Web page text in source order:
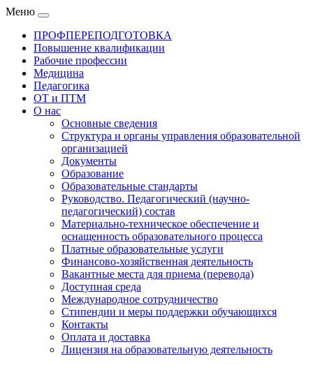
Меню
ПРОФПЕРЕПОДГОТОВКА
Повышение квалификации
Рабочие профессии
Медицина
Педагогика
ОТ и ПТМ
О нас
Основные сведения
Структура и органы управления образовательной
организацией
Документы
Образование
Образовательные стандарты
Руководство. Педагогический (научно-
педагогический) состав
Материально-техническое обеспечение и
оснащенность образовательного процесса
Платные образовательные услуги
Финансово-хозяйственная деятельность
Вакантные места для приема (перевода)
Доступная среда
Международное сотрудничество
Стипендии и меры поддержки обучающихся
Контакты
Оплата и доставка
Лицензия на образовательную деятельность